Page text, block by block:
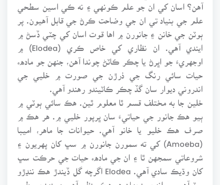
آهن؟ اسان کي ان جو علم ڪونهي ۽ نه ڪي اسين سطحي
علم جي بنياد تي ان جي وضاحت ڪرڻ جي قابل آهيون. پر
ٻوٽن جي خانن ۽ جانورن ۾ اها قوت اسان کي چٽي ڏسڻ ۾
ايندي آهي. ان نظاري کي خاص ڪري (Elodea) ۾
اوجهريءَ جو اڀرڻ يا چڪر ڪاٽڻ چوندا آهن، جنهن جو مادهء
حيات سائي رنگ جي ذرڙن جي صورت ۾ خليي جي
اندروني ديوار سان گڏ چڪر ڪاٽيندو رهندو آهي.
خلين جا به مختلف قسم ٿا معلوم ٿين. هڪ سائي ٻوٽي ۾
ٻيو هڪ جانور جي حياتيءَ سان ڀرپور خليي ۾. هر هڪ ۾
صرف هڪ خليو يا خانو آهي. حيوانات جا ماهر، اميبا
(Amoeba) کي ته سمورن جانورن ۾ سڀ کان پهريون ۽
شروعاتي سمجهن ٿا ۽ ان جي مادهء حيات جي حرڪت سڀ
کان وڌيڪ سادي آهي. Elodea اگرچه گل ڏيندڙ هڪ ننڍڙو
ٻوٽوآهي، پر انهن منجهان هر هڪ منظم آهي ۽ پنهنجي طور